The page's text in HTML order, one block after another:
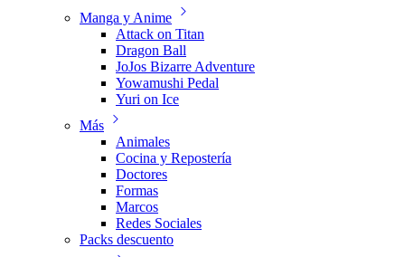
Manga y Anime
Attack on Titan
Dragon Ball
JoJos Bizarre Adventure
Yowamushi Pedal
Yuri on Ice
Más
Animales
Cocina y Repostería
Doctores
Formas
Marcos
Redes Sociales
Packs descuento